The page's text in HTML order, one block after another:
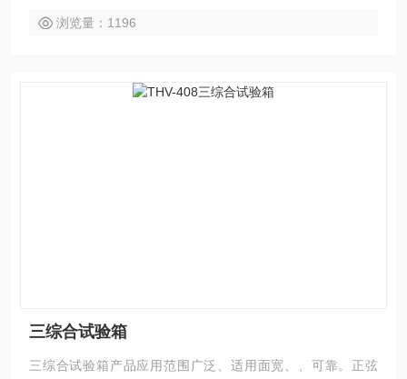
浏览量：1196
三综合试验箱
三综合试验箱产品应用范围广泛、适用面宽、、可靠。正弦